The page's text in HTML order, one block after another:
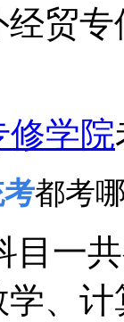
经贸
修学院
都考
目一
、